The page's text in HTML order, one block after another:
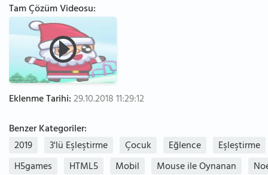
Tam Çözüm Videosu:
Eklenme Tarihi:29.10.2018 11:29:12
Benzer Kategoriler:
2019
3'lü Eşleştirme Çocuk Eğlence
Eşleştirme
H5games
HTML5 Mobil Mouse ile Oynanan